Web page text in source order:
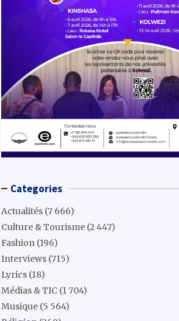
Categories
Actualités (7 666)
Culture & Tourisme (2 447)
Fashion (196)
Interviews (715)
Lyrics (18)
Médias & TIC (1 704)
Musique (5 564)